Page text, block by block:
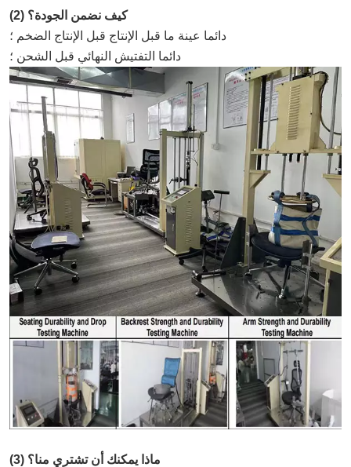
(2) كيف نضمن الجودة؟
دائما عينة ما قبل الإنتاج قبل الإنتاج الضخم ؛
دائما التفتيش النهائي قبل الشحن ؛
(3) ماذا يمكنك أن تشتري منا؟